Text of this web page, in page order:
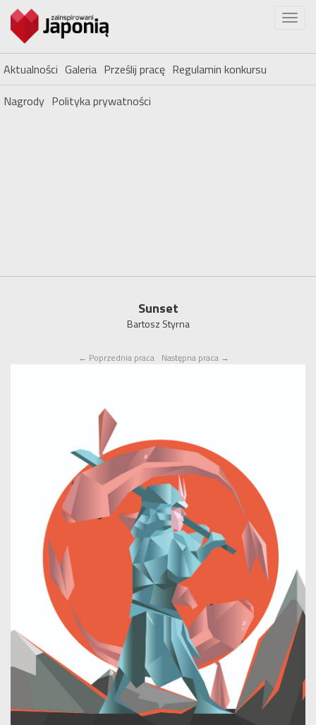
Aktualności Galeria Prześlij pracę Regulamin konkursu
Nagrody Polityka prywatności
Sunset
Bartosz Styrna
← Poprzednia praca Następna praca →